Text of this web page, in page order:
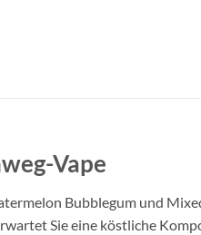
Vape
Bubblegum und
Sie eine köstliche